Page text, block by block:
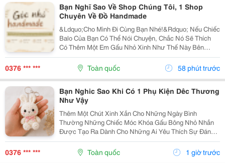
Bạn Nghĩ Sao Về Shop Chúng Tôi, 1 Shop
Chuyên Về Đồ Handmade
&Ldquo;Cho Mình Đi Cùng Bạn Nhé!&Rdquo; Nếu Chiếc
Balo Của Bạn Có Thể Nói Chuyện, Chắc Nó Sẽ Thích
Có Thêm Một Em Gấu Nhỏ Xinh Như Thế Này Bên
Cạnh. Từ Những Buổi Đi Học, Đi Làm, Đi Cà Phê Hay
Những Chuyến Đi Chơi Cuối Tuần, Em Móc Khóa Gấu
Bông...
0376 *** *** Toàn quốc 58 phút trước
Bạn Nghic Sao Khi Có 1 Phụ Kiện Dêc Thương
Như Vậy
Thêm Một Chút Xinh Xắn Cho Những Ngày Bình
Thường Những Chiếc Móc Khóa Gấu Bông Nhỏ Nhắn
Được Tạo Ra Dành Cho Những Ai Yêu Thích Sự Đáng
Yêu Và Những Món Đồ Có Dấu Ấn Riêng. Từ Chiếc Balo
Đi Học, Túi Xách Đi Chơi Đến Chùm Chìa Khóa Quen
Thuộc,...
0376 *** *** Toàn quốc 1 giờ trước